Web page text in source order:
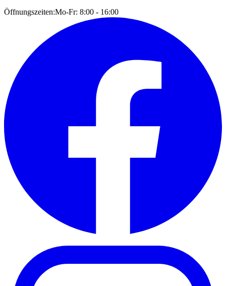
Öffnungszeiten:Mo-Fr: 8:00 - 16:00